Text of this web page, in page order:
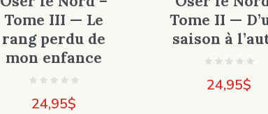
Tome III — Le
rang perdu de
mon enfance
24,95$
Tome II —
saison à
24,95$